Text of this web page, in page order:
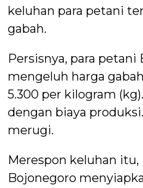
keluhan para petani
gabah.
Persisnya, para petani
mengeluh harga
5.300 per kilogram
dengan biaya
merugi.
Merespon keluhan
Bojonegoro